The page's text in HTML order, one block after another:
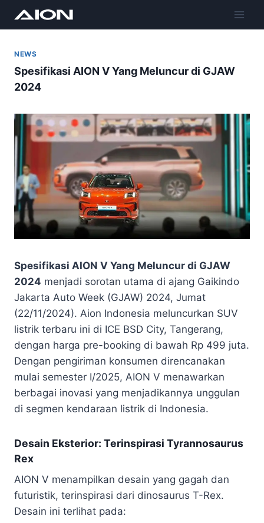
NEWS
Spesifikasi AION V Yang Meluncur di GJAW
2024
Spesifikasi AION V Yang Meluncur di GJAW
2024 menjadi sorotan utama di ajang Gaikindo
Jakarta Auto Week (GJAW) 2024, Jumat
(22/11/2024). Aion Indonesia meluncurkan SUV
listrik terbaru ini di ICE BSD City, Tangerang,
dengan harga pre-booking di bawah Rp 499 juta.
Dengan pengiriman konsumen direncanakan
mulai semester I/2025, AION V menawarkan
berbagai inovasi yang menjadikannya unggulan
di segmen kendaraan listrik di Indonesia.
Desain Eksterior: Terinspirasi Tyrannosaurus
Rex
AION V menampilkan desain yang gagah dan
futuristik, terinspirasi dari dinosaurus T-Rex.
Desain ini terlihat pada: